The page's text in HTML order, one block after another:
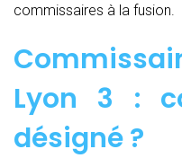
commissaires à la fusion.
Lyon 3 :
désigné ?